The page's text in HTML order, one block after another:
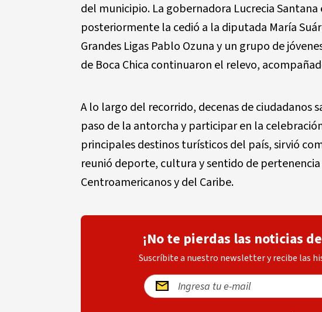
del municipio. La gobernadora Lucrecia
posteriormente la cedió a la diputada María
Grandes Ligas Pablo Ozuna y un grupo de
de Boca Chica continuaron el relevo,
A lo largo del recorrido, decenas de ciudadanos
paso de la antorcha y participar en la
principales destinos turísticos del país, sirvió
reunió deporte, cultura y sentido de
Centroamericanos y del Caribe.
¡No te pierdas las noticias
Suscríbite a nuestro newsletter y recibe las